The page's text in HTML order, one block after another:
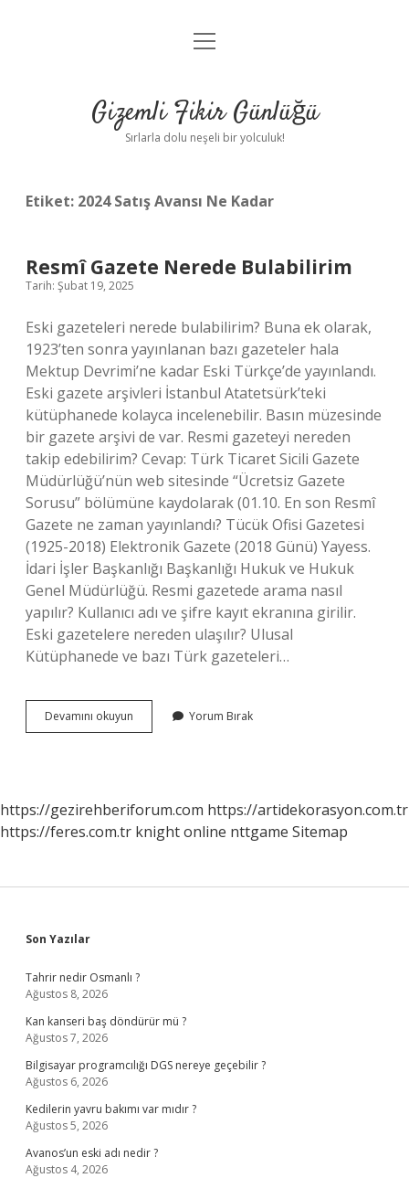
Anasayfa
Yasal Uyarı
menüyü
Gizemli Fikir Günlüğü
Sırlarla dolu neşeli bir yolculuk!
Etiket: 2024 Satış Avansı Ne Kadar
Resmî Gazete Nerede Bulabilirim
Tarih: Şubat 19, 2025
Eski gazeteleri nerede bulabilirim? Buna ek olarak,
1923’ten sonra yayınlanan bazı gazeteler hala
Mektup Devrimi’ne kadar Eski Türkçe’de yayınlandı.
Eski gazete arşivleri İstanbul Atatetsürk’teki
kütüphanede kolayca incelenebilir. Basın müzesinde
bir gazete arşivi de var. Resmi gazeteyi nereden
takip edebilirim? Cevap: Türk Ticaret Sicili Gazete
Müdürlüğü’nün web sitesinde “Ücretsiz Gazete
Sorusu” bölümüne kaydolarak (01.10. En son Resmî
Gazete ne zaman yayınlandı? Tücük Ofisi Gazetesi
(1925-2018) Elektronik Gazete (2018 Günü) Yayess.
İdari İşler Başkanlığı Başkanlığı Hukuk ve Hukuk
Genel Müdürlüğü. Resmi gazetede arama nasıl
yapılır? Kullanıcı adı ve şifre kayıt ekranına girilir.
Eski gazetelere nereden ulaşılır? Ulusal
Kütüphanede ve bazı Türk gazeteleri…
Devamını okuyun
Gazete
Yorum Bırak
https://gezirehberiforum.com https://artidekorasyon.com.tr
https://feres.com.tr knight online nttgame Sitemap
Sidebar
Son Yazılar
Tahrir nedir Osmanlı ?
Ağustos 8, 2026
Kan kanseri baş döndürür mü ?
Ağustos 7, 2026
Bilgisayar programcılığı DGS nereye geçebilir ?
Ağustos 6, 2026
Kedilerin yavru bakımı var mıdır ?
Ağustos 5, 2026
Avanos’un eski adı nedir ?
Ağustos 4, 2026